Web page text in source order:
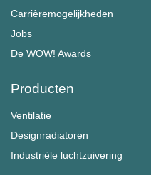
Carrièremogelijkheden
Jobs
De WOW! Awards
Producten
Ventilatie
Designradiatoren
Industriële luchtzuivering